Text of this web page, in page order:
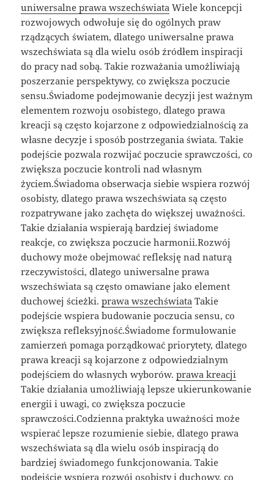
uniwersalne prawa wszechświata Wiele koncepcji
rozwojowych odwołuje się do ogólnych praw
rządzących światem, dlatego uniwersalne prawa
wszechświata są dla wielu osób źródłem inspiracji
do pracy nad sobą. Takie rozważania umożliwiają
poszerzanie perspektywy, co zwiększa poczucie
sensu.Świadome podejmowanie decyzji jest ważnym
elementem rozwoju osobistego, dlatego prawa
kreacji są często kojarzone z odpowiedzialnością za
własne decyzje i sposób postrzegania świata. Takie
podejście pozwala rozwijać poczucie sprawczości, co
zwiększa poczucie kontroli nad własnym
życiem.Świadoma obserwacja siebie wspiera rozwój
osobisty, dlatego prawa wszechświata są często
rozpatrywane jako zachęta do większej uważności.
Takie działania wspierają bardziej świadome
reakcje, co zwiększa poczucie harmonii.Rozwój
duchowy może obejmować refleksję nad naturą
rzeczywistości, dlatego uniwersalne prawa
wszechświata są często omawiane jako element
duchowej ścieżki.prawa wszechświata Takie
podejście wspiera budowanie poczucia sensu, co
zwiększa refleksyjność.Świadome formułowanie
zamierzeń pomaga porządkować priorytety, dlatego
prawa kreacji są kojarzone z odpowiedzialnym
podejściem do własnych wyborów.prawa kreacji
Takie działania umożliwiają lepsze ukierunkowanie
energii i uwagi, co zwiększa poczucie
sprawczości.Codzienna praktyka uważności może
wspierać lepsze rozumienie siebie, dlatego prawa
wszechświata są dla wielu osób inspiracją do
bardziej świadomego funkcjonowania. Takie
podejście wspiera rozwój osobisty i duchowy, co